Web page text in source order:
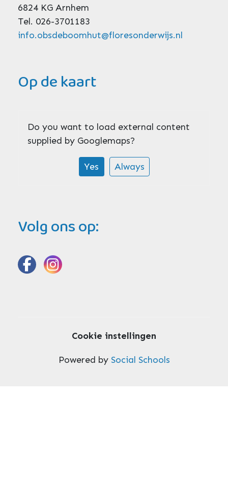
6824 KG Arnhem
Tel. 026-3701183
info.obsdeboomhut@floresonderwijs.nl
Op de kaart
Do you want to load external content
supplied by Googlemaps?
Yes Always
Volg ons op:
Cookie instellingen
Powered by Social Schools